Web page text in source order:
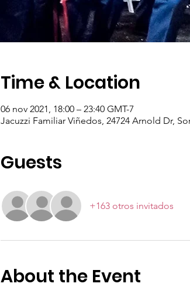
Time & Location
06 nov 2021, 18:00 – 23:40 GMT-7
Jacuzzi Familiar Viñedos, 24724 Arnold Dr,
Guests
+163 otros invitados
About the Event